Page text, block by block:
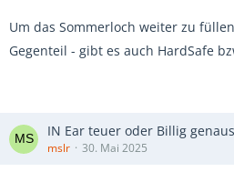
Um das Sommerloch weiter zu
Gegenteil - gibt es auch HardSafe
IN Ear teuer oder Billig
mslr 30. Mai 2025